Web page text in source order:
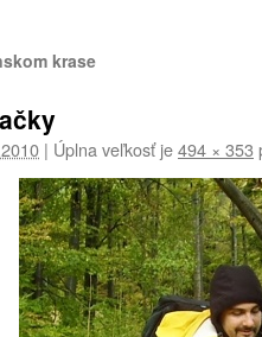
krase
| Úplna veľkosť je494 × 353